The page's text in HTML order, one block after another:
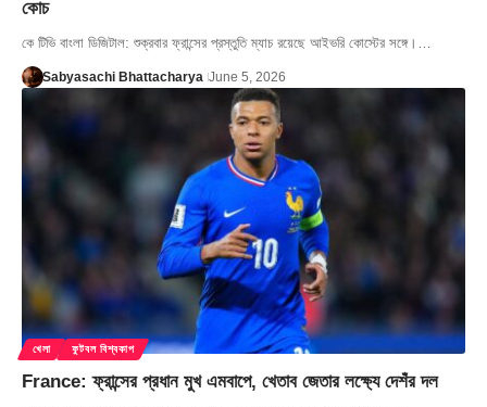
কোচ
কে টিভি বাংলা ডিজিটাল: শুক্রবার ফ্রান্সের প্রস্তুতি ম্যাচ রয়েছে আইভরি কোস্টের সঙ্গে।…
Sabyasachi Bhattacharya June 5, 2026
খেলা ফুটবল বিশ্বকাপ
France: ফ্রান্সের প্রধান মুখ এমবাপে, খেতাব জেতার লক্ষ্যে দেশঁর দল